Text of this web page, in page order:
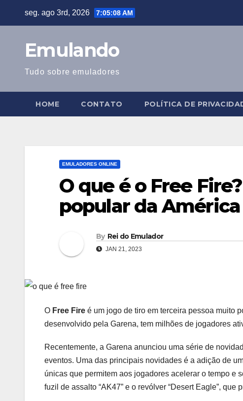
seg. ago 3rd, 2026 7:05:08 AM
Emulando
Tudo sobre emuladores
HOME CONTATO POLÍTICA DE
EMULADORES ONLINE
O que é o Free
popular da
By Rei do Emulador
JAN 21, 2023
O Free Fire é um jogo de tiro em terceira pessoa muito
desenvolvido pela Garena, tem milhões de jogadores
Recentemente, a Garena anunciou uma série de
eventos. Uma das principais novidades é a adição de
únicas que permitem aos jogadores acelerar o tempo e
fuzil de assalto “AK47” e o revólver “Desert Eagle”,